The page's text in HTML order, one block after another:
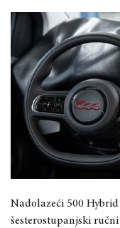
Nadolazeći 500
šesterostupanjski